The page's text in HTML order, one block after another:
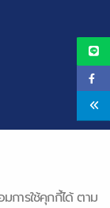
มการใช้คุกกี้ได้ ตาม